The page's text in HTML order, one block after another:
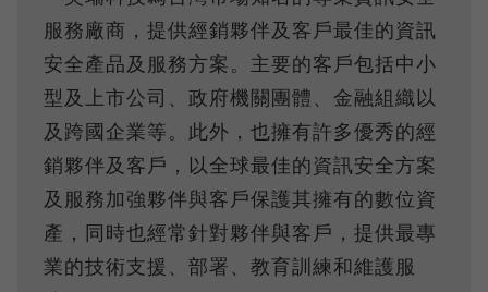
服務廠商，提供經銷夥伴及客戶最佳的資訊
安全產品及服務方案。主要的客戶包括中小
型及上市公司、政府機關團體、金融組織以
及跨國企業等。此外，也擁有許多優秀的經
銷夥伴及客戶，以全球最佳的資訊安全方案
及服務加強夥伴與客戶保護其擁有的數位資
產，同時也經常針對夥伴與客戶，提供最專
業的技術支援、部署、教育訓練和維護服